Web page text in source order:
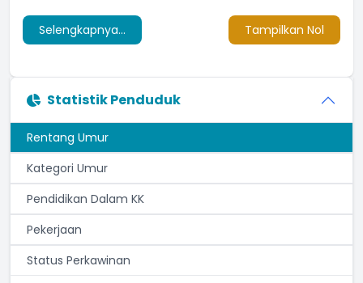
Statistik Penduduk
Rentang Umur
Kategori Umur
Pendidikan Dalam KK
Pekerjaan
Status Perkawinan
Selengkapnya... Tampilkan Nol